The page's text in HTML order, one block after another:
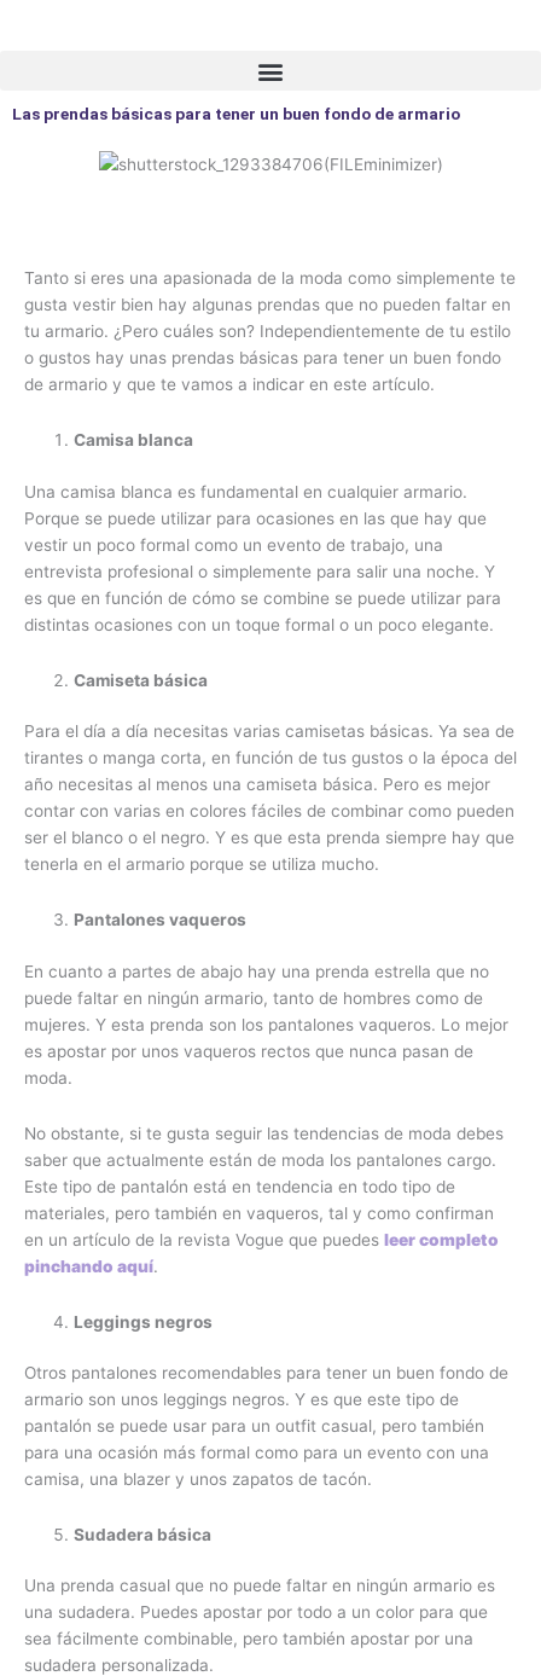
Las prendas básicas para tener un buen fondo de armario
Tanto si eres una apasionada de la moda como simplemente te
gusta vestir bien hay algunas prendas que no pueden faltar en
tu armario. ¿Pero cuáles son? Independientemente de tu estilo
o gustos hay unas prendas básicas para tener un buen fondo
de armario y que te vamos a indicar en este artículo.
Camisa blanca
Una camisa blanca es fundamental en cualquier armario.
Porque se puede utilizar para ocasiones en las que hay que
vestir un poco formal como un evento de trabajo, una
entrevista profesional o simplemente para salir una noche. Y
es que en función de cómo se combine se puede utilizar para
distintas ocasiones con un toque formal o un poco elegante.
Camiseta básica
Para el día a día necesitas varias camisetas básicas. Ya sea de
tirantes o manga corta, en función de tus gustos o la época del
año necesitas al menos una camiseta básica. Pero es mejor
contar con varias en colores fáciles de combinar como pueden
ser el blanco o el negro. Y es que esta prenda siempre hay que
tenerla en el armario porque se utiliza mucho.
Pantalones vaqueros
En cuanto a partes de abajo hay una prenda estrella que no
puede faltar en ningún armario, tanto de hombres como de
mujeres. Y esta prenda son los pantalones vaqueros. Lo mejor
es apostar por unos vaqueros rectos que nunca pasan de
moda.
No obstante, si te gusta seguir las tendencias de moda debes
saber que actualmente están de moda los pantalones cargo.
Este tipo de pantalón está en tendencia en todo tipo de
materiales, pero también en vaqueros, tal y como confirman
en un artículo de la revista Vogue que puedes leer completo
pinchando aquí.
Leggings negros
Otros pantalones recomendables para tener un buen fondo de
armario son unos leggings negros. Y es que este tipo de
pantalón se puede usar para un outfit casual, pero también
para una ocasión más formal como para un evento con una
camisa, una blazer y unos zapatos de tacón.
Sudadera básica
Una prenda casual que no puede faltar en ningún armario es
una sudadera. Puedes apostar por todo a un color para que
sea fácilmente combinable, pero también apostar por una
sudadera personalizada.